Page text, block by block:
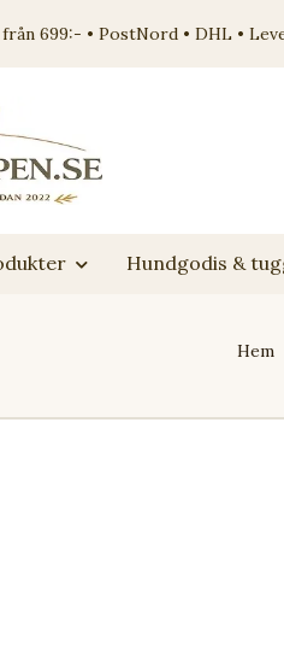
699:- • PostNord • DHL •
Hundgodis &
Hem